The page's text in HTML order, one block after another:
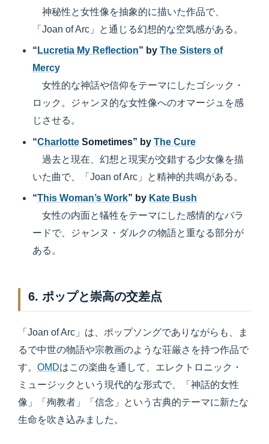
神秘性と女性像を抽象的に描いた作品で、
「Joan of Arc」と通じる幻想的な空気感がある。
“ Lucretia My Reflection” byThe Sisters of
Mercy
女性的な神話や信仰をテーマにしたゴシック・
ロック。ジャンヌ的な女性像へのオマージュを感
じさせる。
“Charlotte Sometimes” byThe Cure
過去と現在、幻想と現実が交錯する少女像を描
いた曲で、「Joan of Arc」と精神的共鳴がある。
“This Woman’s Work” by Kate Bush
女性の内面と犠牲をテーマにした感情的なバラ
ードで、ジャンヌ・ダルクの物語と重なる部分が
ある。
6. ポップと崇高の交差点
「Joan of Arc」は、ポップソングでありながらも、ま
るで中世の物語や宗教画のような荘厳さを持つ作品で
す。 OMDはこの楽曲を通して、エレクトロニック・
ミュージックという現代的な形式で、「神話的女性
像」「殉教者」「信念」という古典的テーマに新たな
生命を吹き込みました。